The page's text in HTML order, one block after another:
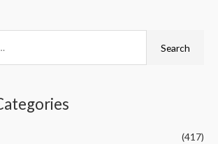
Search
(417)